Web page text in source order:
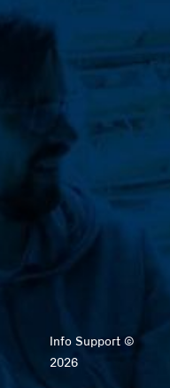
Info Support ©
2026